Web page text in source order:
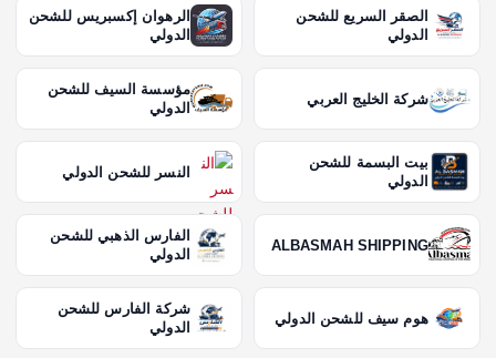
الصقر السريع للشحن
الدولي
الرهوان إكسبريس للشحن
الدولي
شركة الخليج العربي
مؤسسة السيف للشحن
الدولي
بيت البسمة للشحن
الدولي
النسر للشحن الدولي
ALBASMAH SHIPPING
الفارس الذهبي للشحن
الدولي
هوم سيف للشحن الدولي
شركة الفارس للشحن
الدولي